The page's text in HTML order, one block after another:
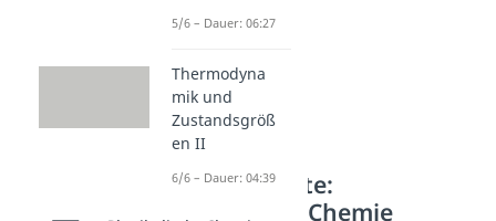
Weitere Inhalte:
Physikalische Chemie
5/6 – Dauer: 06:27
Thermodyna
mik und
Zustandsgröß
en II
6/6 – Dauer: 04:39